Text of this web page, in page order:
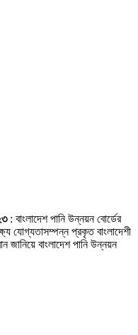
: বাংলাদেশ পানি উন্নয়ন বোর্ডের
যোগ্যতাসম্পন্ন প্রকৃত বাংলাদেশী
জানিয়ে বাংলাদেশ পানি উন্নয়ন